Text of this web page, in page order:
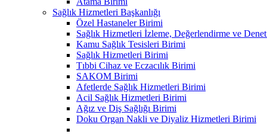
Sağlık Hizmetleri Başkanlığı
Özel Hastaneler Birimi
Sağlık Hizmetleri İzleme, Değerlendirme ve
Kamu Sağlık Tesisleri Birimi
Sağlık Hizmetleri Birimi
Tıbbi Cihaz ve Eczacılık Birimi
SAKOM Birimi
Afetlerde Sağlık Hizmetleri Birimi
Acil Sağlık Hizmetleri Birimi
Ağız ve Diş Sağlığı Birimi
Doku Organ Nakli ve Diyaliz Hizmetleri Birimi